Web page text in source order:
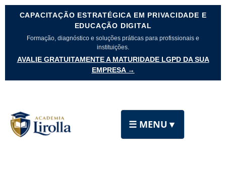
CAPACITAÇÃO ESTRATÉGICA EM PRIVACIDADE E
EDUCAÇÃO DIGITAL
Formação, diagnóstico e soluções práticas para profissionais e
instituições.
AVALIE GRATUITAMENTE A MATURIDADE LGPD DA SUA
EMPRESA →
☰ MENU ▼